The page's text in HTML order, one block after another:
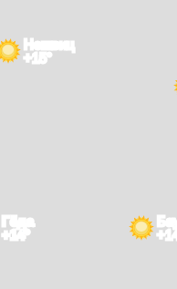
Гёда
+14°
Нешвиц
+15°